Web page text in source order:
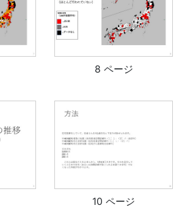
8 ページ
10 ページ